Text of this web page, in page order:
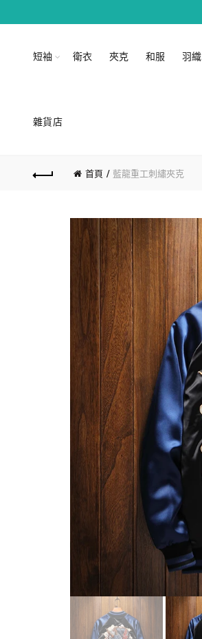
短袖 衛衣 夾克 和服 羽織
雜貨店
首頁 藍龍重工刺繡夾克